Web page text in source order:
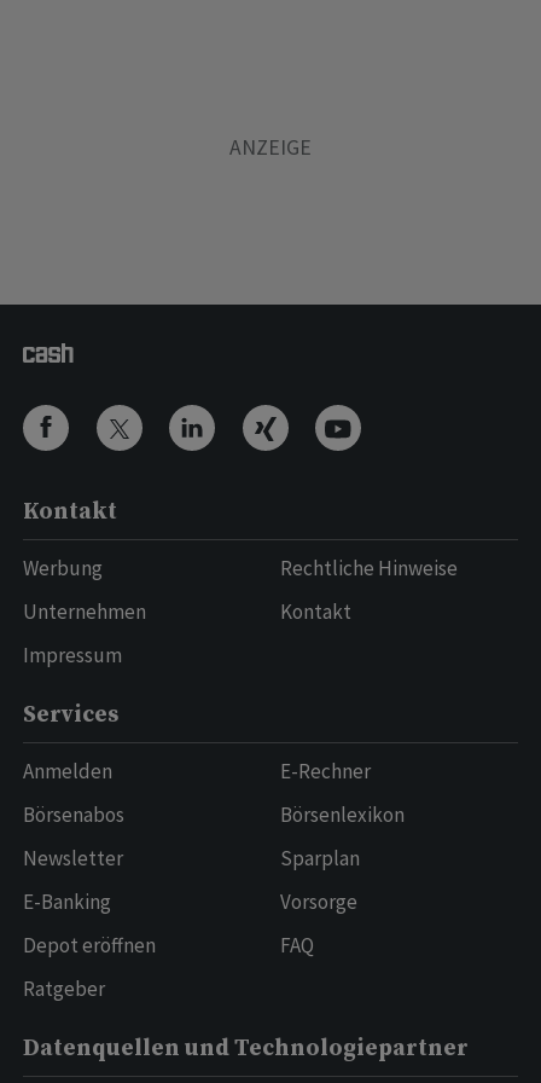
Kontakt
Werbung
Unternehmen
Impressum
Rechtliche Hinweise
Kontakt
Services
Anmelden
Börsenabos
Newsletter
E-Banking
Depot eröffnen
Ratgeber
E-Rechner
Börsenlexikon
Sparplan
Vorsorge
FAQ
Datenquellen und Technologiepartner